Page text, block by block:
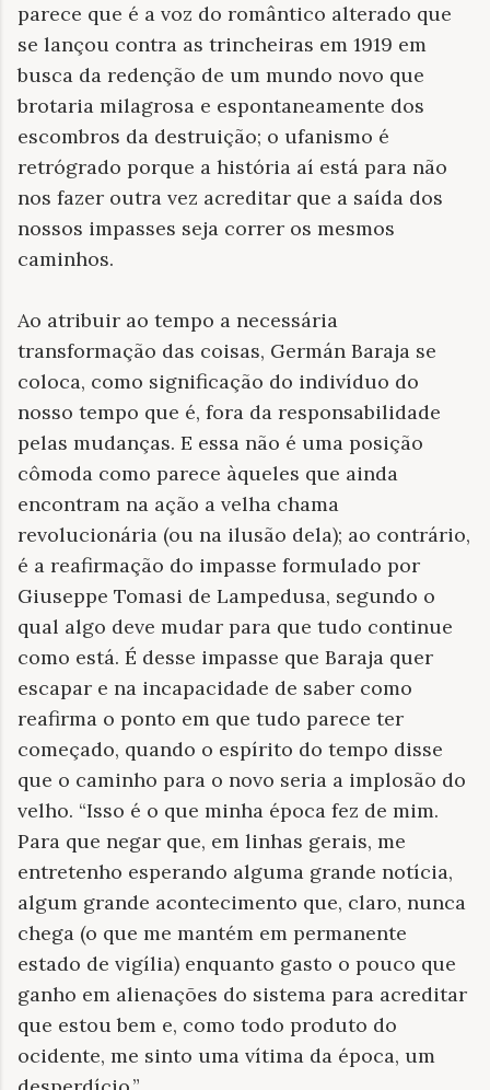
parece que é a voz do romântico alterado que
se lançou contra as trincheiras em 1919 em
busca da redenção de um mundo novo que
brotaria milagrosa e espontaneamente dos
escombros da destruição; o ufanismo é
retrógrado porque a história aí está para não
nos fazer outra vez acreditar que a saída dos
nossos impasses seja correr os mesmos
caminhos.
Ao atribuir ao tempo a necessária
transformação das coisas, Germán Baraja se
coloca, como significação do indivíduo do
nosso tempo que é, fora da responsabilidade
pelas mudanças. E essa não é uma posição
cômoda como parece àqueles que ainda
encontram na ação a velha chama
revolucionária (ou na ilusão dela); ao contrário,
é a reafirmação do impasse formulado por
Giuseppe Tomasi de Lampedusa, segundo o
qual algo deve mudar para que tudo continue
como está. É desse impasse que Baraja quer
escapar e na incapacidade de saber como
reafirma o ponto em que tudo parece ter
começado, quando o espírito do tempo disse
que o caminho para o novo seria a implosão do
velho. “Isso é o que minha época fez de mim.
Para que negar que, em linhas gerais, me
entretenho esperando alguma grande notícia,
algum grande acontecimento que, claro, nunca
chega (o que me mantém em permanente
estado de vigília) enquanto gasto o pouco que
ganho em alienações do sistema para acreditar
que estou bem e, como todo produto do
ocidente, me sinto uma vítima da época, um